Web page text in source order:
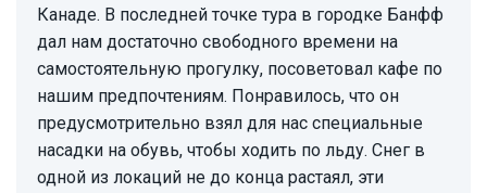
Канаде. В последней точке тура в городке Банфф
дал нам достаточно свободного времени на
самостоятельную прогулку, посоветовал кафе по
нашим предпочтениям. Понравилось, что он
предусмотрительно взял для нас специальные
насадки на обувь, чтобы ходить по льду. Снег в
одной из локаций не до конца растаял, эти